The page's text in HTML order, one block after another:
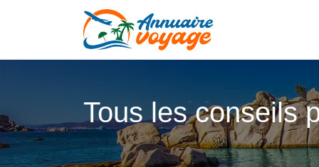
Tous les conseils